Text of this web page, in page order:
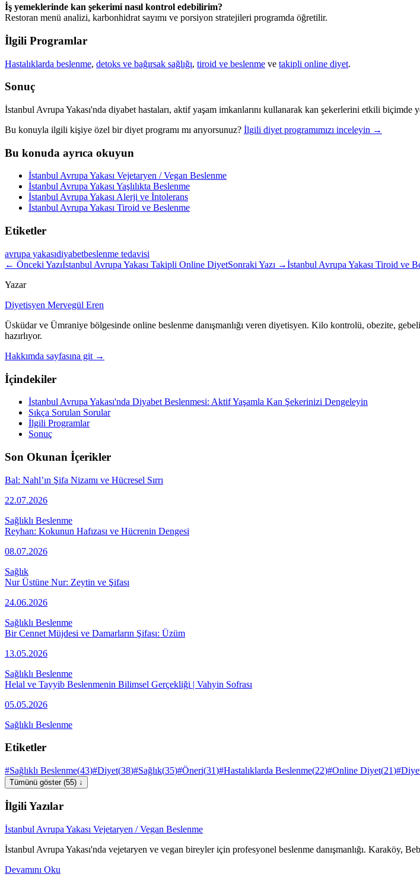
İş yemeklerinde kan şekerimi nasıl kontrol edebilirim?
Restoran menü analizi, karbonhidrat sayımı ve porsiyon stratejileri programda öğretilir.
İlgili Programlar
Hastalıklarda beslenme, detoks ve bağırsak sağlığı, tiroid ve beslenme ve takipli online diyet.
Sonuç
İstanbul Avrupa Yakası'nda diyabet hastaları, aktif yaşam imkanlarını kullanarak kan şekerlerini etkili biçimde
Bu konuyla ilgili kişiye özel bir diyet programı mı arıyorsunuz? İlgili diyet programımızı inceleyin →
Bu konuda ayrıca okuyun
İstanbul Avrupa Yakası Vejetaryen / Vegan Beslenme
İstanbul Avrupa Yakası Yaşlılıkta Beslenme
İstanbul Avrupa Yakası Alerji ve İntolerans
İstanbul Avrupa Yakası Tiroid ve Beslenme
Etiketler
avrupa yakasıdiyabetbeslenme tedavisi
← Önceki Yazıİstanbul Avrupa Yakası Takipli Online DiyetSonraki Yazı →İstanbul Avrupa Yakası Tiroid ve
Yazar
Diyetisyen Mervegül Eren
Üsküdar ve Ümraniye bölgesinde online beslenme danışmanlığı veren diyetisyen. Kilo kontrolü, obezite,
hazırlıyor.
Hakkımda sayfasına git →
İçindekiler
İstanbul Avrupa Yakası'nda Diyabet Beslenmesi: Aktif Yaşamla Kan Şekerinizi Dengeleyin
Sıkça Sorulan Sorular
İlgili Programlar
Sonuç
Son Okunan İçerikler
Bal: Nahl’ın Şifa Nizamı ve Hücresel Sırrı
22.07.2026
Sağlıklı Beslenme
Reyhan: Kokunun Hafızası ve Hücrenin Dengesi
08.07.2026
Sağlık
Nur Üstüne Nur: Zeytin ve Şifası
24.06.2026
Sağlıklı Beslenme
Bir Cennet Müjdesi ve Damarların Şifası: Üzüm
13.05.2026
Sağlıklı Beslenme
Helal ve Tayyib Beslenmenin Bilimsel Gerçekliği | Vahyin Sofrası
05.05.2026
Sağlıklı Beslenme
Etiketler
#Sağlıklı Beslenme(43)#Diyet(38)#Sağlık(35)#Öneri(31)#Hastalıklarda Beslenme(22)#Online Diyet(21)#
Tümünü göster (55) ↓
İlgili Yazılar
İstanbul Avrupa Yakası Vejetaryen / Vegan Beslenme
İstanbul Avrupa Yakası'nda vejetaryen ve vegan bireyler için profesyonel beslenme danışmanlığı. Karaköy,
Devamını Oku